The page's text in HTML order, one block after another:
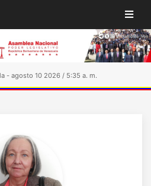
- agosto 10 2026 / 5:35 a. m.